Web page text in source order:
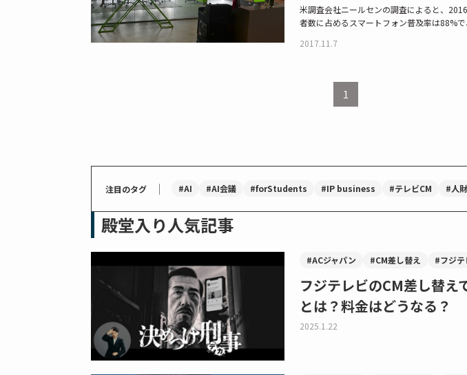
米調査会社ニールセンの調査によると、
者数に占めるスマートフォン普及率は88%
2017.11.7
1
注目のタグ ｜ #AI #AI会議 #forStudents #IP business #テレビCM #人
殿堂入り人気記事
#ACジャパン #CM差し替え #フジテ
フジテレビのCM差し替え
とは？料金はどうなる？
2025.1.22